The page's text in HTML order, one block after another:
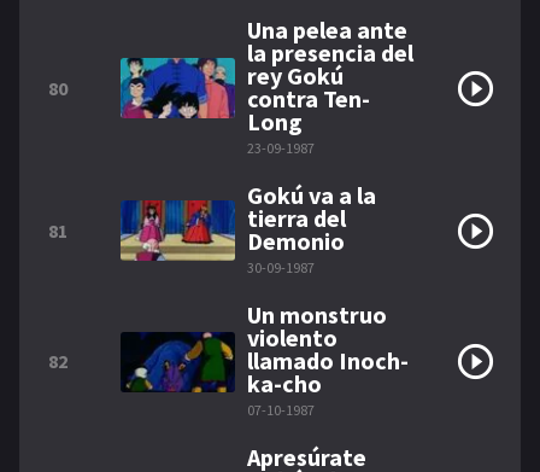
80
Una pelea ante
la presencia del
rey Gokú
contra Ten-
Long
23-09-1987
81
Gokú va a la
tierra del
Demonio
30-09-1987
82
Un monstruo
violento
llamado Inoch-
ka-cho
07-10-1987
Apresúrate